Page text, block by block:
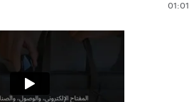
01:01